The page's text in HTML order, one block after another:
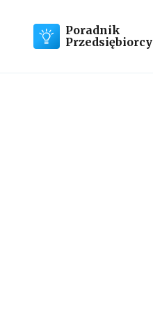
Poradnik
Przedsiębiorcy